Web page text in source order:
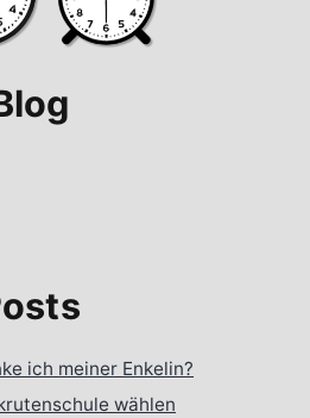
ich meiner Enkelin?
wählen